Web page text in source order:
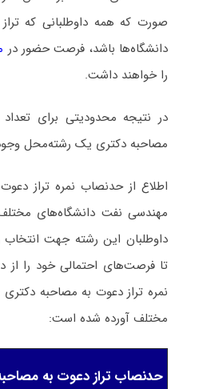
صورت که همه داوطلبانی که تراز
دانشگاه‌ها باشد، فرصت حضور در
را خواهند داشت.
در نتیجه محدودیتی برای
مصاحبه دکتری یک رشته‌محل
اطلاع از حدنصاب نمره تراز
مهندسی نفت دانشگاه‌های
داوطلبان این رشته جهت انتخاب
تا فرصت‌های احتمالی خود را
نمره تراز دعوت به مصاحبه
مختلف آورده شده است:
حدنصاب تراز دعوت به